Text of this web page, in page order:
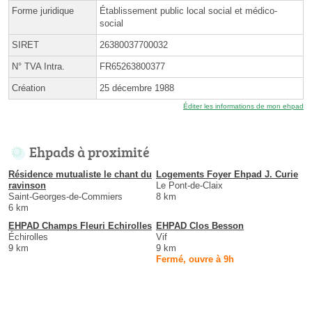
Forme juridique
Établissement public local social et médico-
social
SIRET 26380037700032
N° TVA Intra. FR65263800377
Création 25 décembre 1988
Éditer les informations de mon ehpad
Ehpads à proximité
Résidence mutualiste le chant du
ravinson
Saint-Georges-de-Commiers
6 km
Logements Foyer Ehpad J. Curie
Le Pont-de-Claix
8 km
EHPAD Champs Fleuri Echirolles
Échirolles
9 km
EHPAD Clos Besson
Vif
9 km
Fermé, ouvre à 9h